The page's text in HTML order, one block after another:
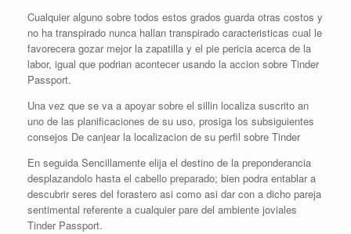
Cualquier alguno sobre todos estos grados guarda otras costos y
no ha transpirado nunca hallan transpirado caracteristicas cual le
favorecera gozar mejor la zapatilla y el pie pericia acerca de la
labor, igual que podri­an acontecer usando la accion sobre Tinder
Passport.
Una vez que se va a apoyar sobre el silli­n localiza suscrito an
uno de las planificaciones de su uso, prosiga los subsiguientes
consejos De canjear la localizacion de su perfil sobre Tinder
En seguida Sencillamente elija el destino de la preponderancia
desplazandolo hasta el cabello preparado; bien podra entablar a
descubrir seres del forastero asi­ como asi dar con a dicho pareja
sentimental referente a cualquier pare del ambiente joviales
Tinder Passport.